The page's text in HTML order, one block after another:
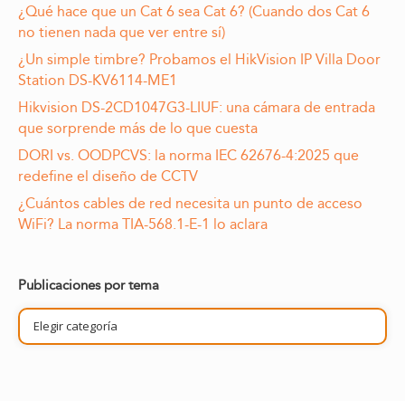
¿Qué hace que un Cat 6 sea Cat 6? (Cuando dos Cat 6
no tienen nada que ver entre sí)
¿Un simple timbre? Probamos el HikVision IP Villa Door
Station DS-KV6114-ME1
Hikvision DS-2CD1047G3-LIUF: una cámara de entrada
que sorprende más de lo que cuesta
DORI vs. OODPCVS: la norma IEC 62676-4:2025 que
redefine el diseño de CCTV
¿Cuántos cables de red necesita un punto de acceso
WiFi? La norma TIA-568.1-E-1 lo aclara
Publicaciones por tema
Publicaciones
por
tema